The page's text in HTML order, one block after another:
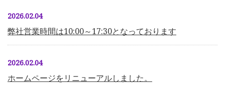
2026.02.04
弊社営業時間は10:00～17:30となっております
2026.02.04
ホームページをリニューアルしました。